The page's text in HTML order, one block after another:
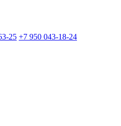
25 +7 950 043-18-24